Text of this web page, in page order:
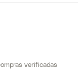
verificadas